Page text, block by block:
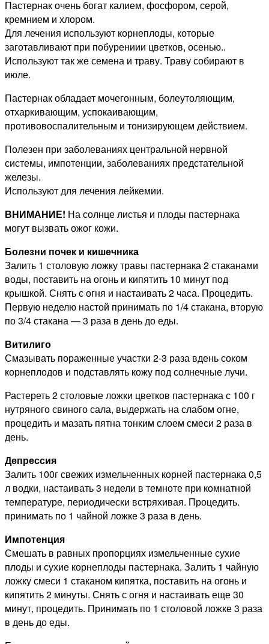
Пастернак очень богат калием, фосфором, серой,
кремнием и хлором.
Для лечения используют корнеплоды, которые
заготавливают при побурениии цветков, осенью..
Используют так же семена и траву. Траву собирают в
июле.
Пастернак обладает мочегонным, болеутоляющим,
отхаркивающим, успокаивающим,
противовоспалительным и тонизирующем действием.
Полезен при заболеваниях центральной нервной
системы, импотенции, заболеваниях предстательной
железы.
Используют для лечения лейкемии.
ВНИМАНИЕ! На солнце листья и плоды пастернака
могут вызвать ожог кожи.
Болезни почек и кишечника
Залить 1 столовую ложку травы пастернака 2 стаканами
воды, поставить на огонь и кипятить 10 минут под
крышкой. Снять с огня и настаивать 2 часа. Процедить.
Первую неделю настой принимать по 1/4 стакана, вторую
по 3/4 стакана — 3 раза в день до еды.
Витилиго
Смазывать пораженные участки 2-3 раза вдень соком
корнеплодов и подставлять кожу под солнечные лучи.
Растереть 2 столовые ложки цветков пастернака с 100 г
нутряного свиного сала, выдержать на слабом огне,
процедить и мазать пятна тонким слоем смеси 2 раза в
день.
Депрессия
Залить 100г свежих измельченных корней пастернака 0,5
л водки, настаивать 3 недели в темноте при комнатной
температуре, периодически встряхивая. Процедить.
принимать по 1 чайной ложке 3 раза в день.
Импотенция
Смешать в равных пропорциях измельченные сухие
плоды и сухие корнеплоды пастернака. Залить 1 чайную
ложку смеси 1 стаканом кипятка, поставить на огонь и
кипятить 2 минуты. Снять с огня и настаивать еще 30
минут, процедить. Принимать по 1 столовой ложке 3 раза
в день до еды.